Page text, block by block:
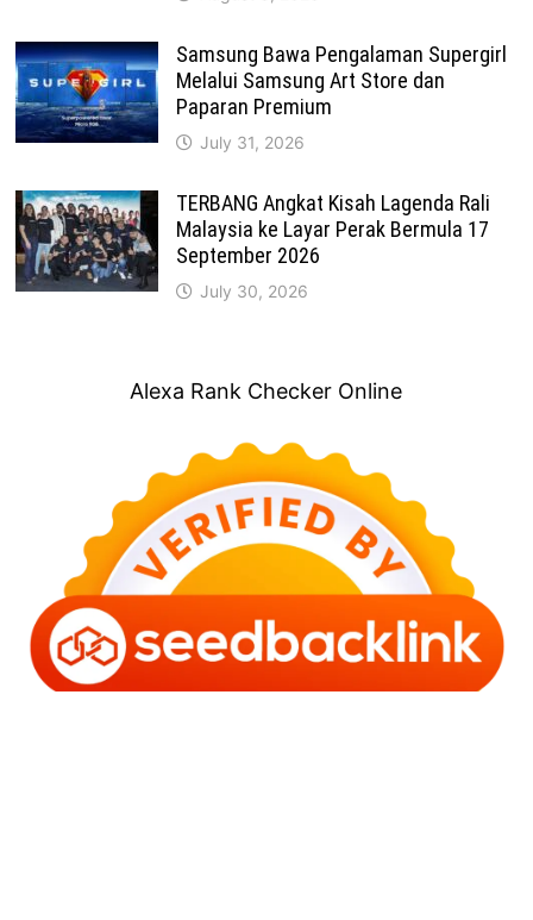
Samsung Bawa Pengalaman Supergirl
Melalui Samsung Art Store dan
Paparan Premium
July 31, 2026
TERBANG Angkat Kisah Lagenda Rali
Malaysia ke Layar Perak Bermula 17
September 2026
July 30, 2026
Alexa Rank Checker Online